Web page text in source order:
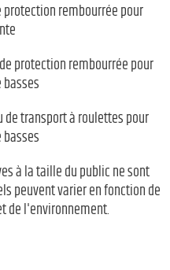
protection rembourrée pour
de protection rembourrée pour
basses
de transport à roulettes pour
basses
à la taille du public ne sont
peuvent varier en fonction de
de l'environnement.